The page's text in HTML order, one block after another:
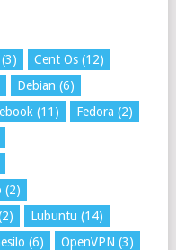
(3) Cent Os(12)
Debian (6)
(11) Fedora (2)
(2)
Lubuntu (14)
(6) OpenVPN (3)